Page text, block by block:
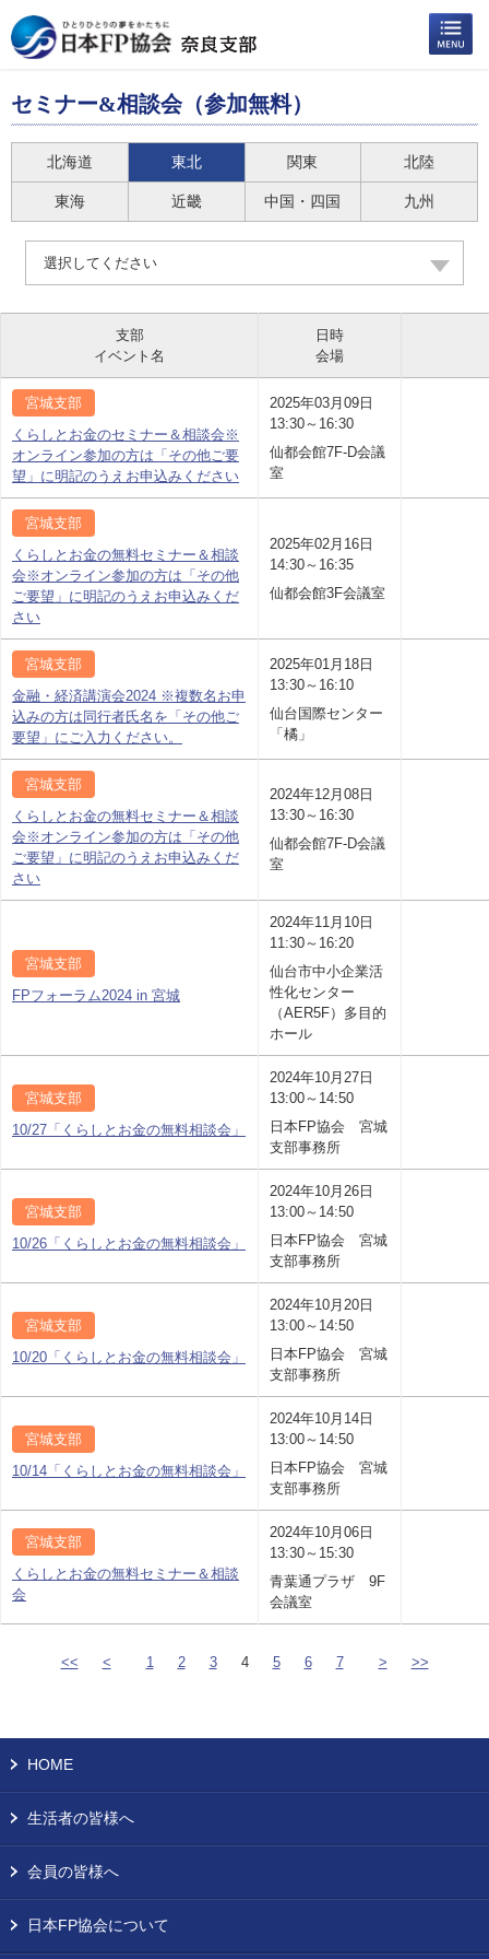
セミナー&相談会（参加無料）
北海道 東北 関東 北陸
東海 近畿 中国・四国 九州
選択してください
支部
イベント名
日時
会場
宮城支部
くらしとお金のセミナー＆相談会※
オンライン参加の方は「その他ご要
望」に明記のうえお申込みください
2025年03月09日
13:30～16:30
仙都会館7F-D会議
室
宮城支部
くらしとお金の無料セミナー＆相談
会※オンライン参加の方は「その他
ご要望」に明記のうえお申込みくだ
さい
2025年02月16日
14:30～16:35
仙都会館3F会議室
宮城支部
金融・経済講演会2024 ※複数名お申
込みの方は同行者氏名を「その他ご
要望」にご入力ください。
2025年01月18日
13:30～16:10
仙台国際センター
「橘」
宮城支部
くらしとお金の無料セミナー＆相談
会※オンライン参加の方は「その他
ご要望」に明記のうえお申込みくだ
さい
2024年12月08日
13:30～16:30
仙都会館7F-D会議
室
宮城支部
FPフォーラム2024 in 宮城
2024年11月10日
11:30～16:20
仙台市中小企業活
性化センター
（AER5F）多目的
ホール
宮城支部
10/27「くらしとお金の無料相談会」
2024年10月27日
13:00～14:50
日本FP協会 宮城
支部事務所
宮城支部
10/26「くらしとお金の無料相談会」
2024年10月26日
13:00～14:50
日本FP協会 宮城
支部事務所
宮城支部
10/20「くらしとお金の無料相談会」
2024年10月20日
13:00～14:50
日本FP協会 宮城
支部事務所
宮城支部
10/14「くらしとお金の無料相談会」
2024年10月14日
13:00～14:50
日本FP協会 宮城
支部事務所
宮城支部
くらしとお金の無料セミナー＆相談
会
2024年10月06日
13:30～15:30
青葉通プラザ 9F
会議室
<< < 1 2 3 4 5 6 7 > >>
HOME
生活者の皆様へ
会員の皆様へ
日本FP協会について